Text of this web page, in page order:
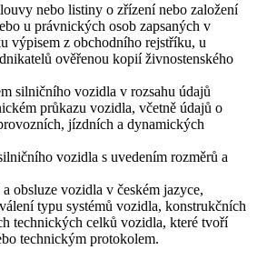
nebo listiny o zřízení nebo založení
u právnických osob zapsaných v
výpisem z obchodního rejstříku, u
ověřenou kopií živnostenského
silničního vozidla v rozsahu údajů
průkazu vozidla, včetně údajů o
jízdních a dynamických
vozidla s uvedením rozměrů a
obsluze vozidla v českém jazyce,
typu systémů vozidla, konstrukčních
technických celků vozidla, které tvoří
technickým protokolem.